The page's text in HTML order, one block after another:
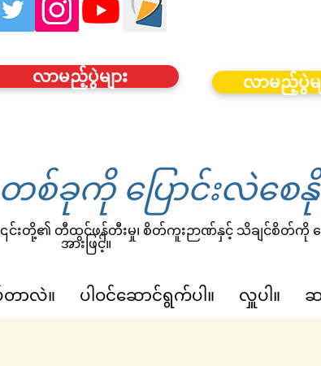
လာမည့်ပွဲများ လာမည့်ပွဲမျ
ခုကို ပြောင်းလဲစေ
၎င်းတို့၏ တီထွင်ဖန်တီးမှု၊ စိတ်ကူးဉာဏ်နှင့် သိချင်စိတ်ကို
အားဖြင့်။
ာလဲ။ ပါဝင်ဆောင်ရွက်ပါ။ လှူပါ။